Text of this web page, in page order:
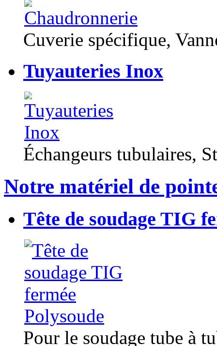
Cuverie spécifique,
Tuyauteries Inox
Échangeurs tubulaires,
Notre matériel de
Tête de soudage TIG
Pour le soudage tube à